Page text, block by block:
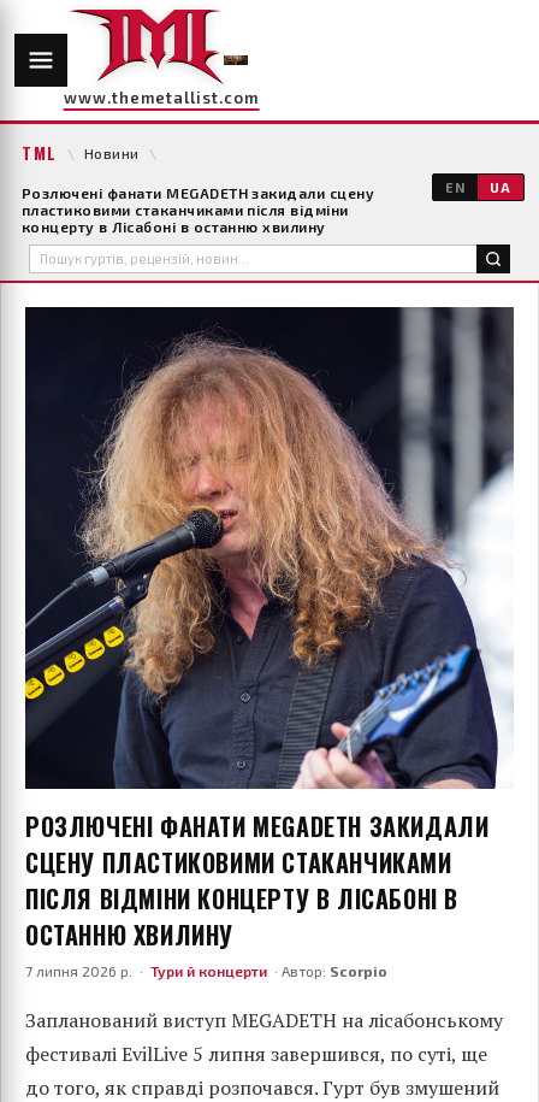
www.themetallist.com
TML \ Новини \
Розлючені фанати MEGADETH закидали сцену
пластиковими стаканчиками після відміни
концерту в Лісабоні в останню хвилину
EN UA
РОЗЛЮЧЕНІ ФАНАТИ MEGADETH ЗАКИДАЛИ
СЦЕНУ ПЛАСТИКОВИМИ СТАКАНЧИКАМИ
ПІСЛЯ ВІДМІНИ КОНЦЕРТУ В ЛІСАБОНІ В
ОСТАННЮ ХВИЛИНУ
7 липня 2026 р. · Тури й концерти · Автор: Scorpio
Запланований виступ MEGADETH на лісабонському
фестивалі EvilLive 5 липня завершився, по суті, ще
до того, як справді розпочався. Гурт був змушений